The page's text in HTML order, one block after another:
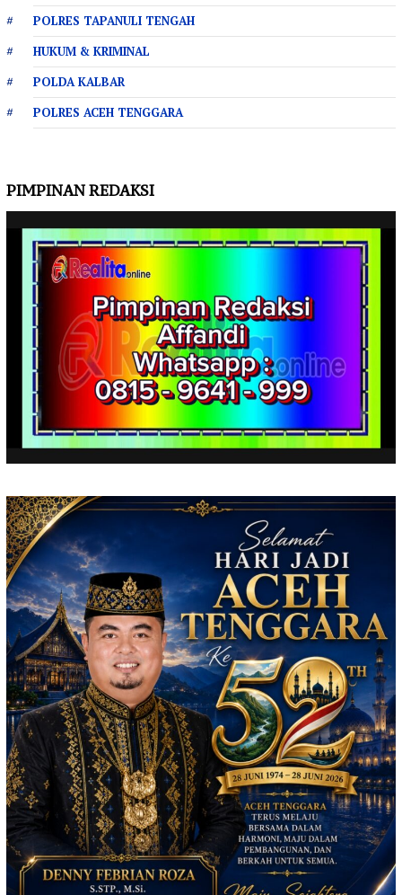
POLRES TAPANULI TENGAH
HUKUM & KRIMINAL
POLDA KALBAR
POLRES ACEH TENGGARA
PIMPINAN REDAKSI